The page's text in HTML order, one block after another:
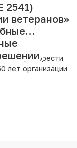
2541)
ветеранов»
приобрести
лет организации